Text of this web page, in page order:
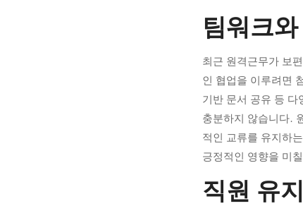
팀워크
최근 원격근무가 보
인 협업을 이루려면
기반 문서 공유 등
충분하지 않습니다.
적인 교류를 유지하
긍정적인 영향을 미
직원 유